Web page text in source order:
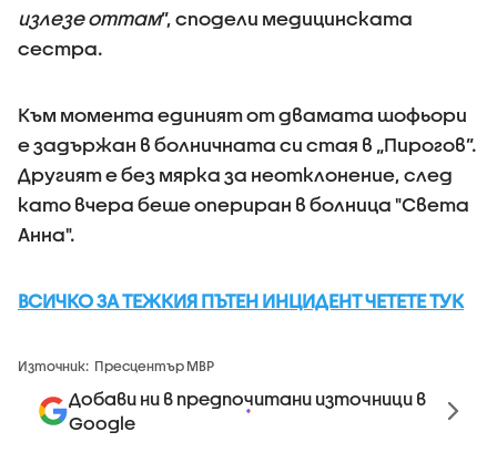
излезе оттам”, сподели медицинската
сестра.
Към момента единият от двамата шофьори
е задържан в болничната си стая в „Пирогов”.
Другият е без мярка за неотклонение, след
като вчера беше опериран в болница "Света
Анна".
ВСИЧКО ЗА ТЕЖКИЯ ПЪТЕН ИНЦИДЕНТ ЧЕТЕТЕ ТУК
Източник: Пресцентър МВР
Добави ни в предпочитани източници в
Google